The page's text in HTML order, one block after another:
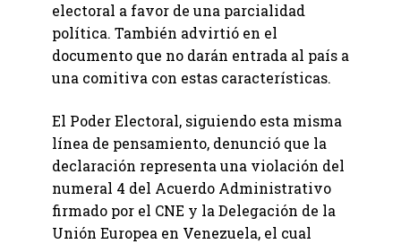
electoral a favor de una parcialidad
política. También advirtió en el
documento que no darán entrada al país a
una comitiva con estas características.
El Poder Electoral, siguiendo esta misma
línea de pensamiento, denunció que la
declaración representa una violación del
numeral 4 del Acuerdo Administrativo
firmado por el CNE y la Delegación de la
Unión Europea en Venezuela, el cual